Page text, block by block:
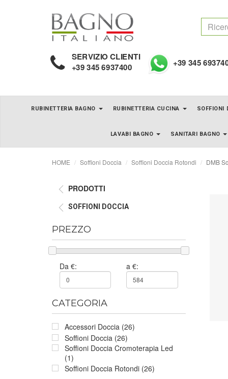
SERVIZIO CLIENTI
+39 345 6937400 +39 345
RUBINETTERIA BAGNO RUBINETTERIA CUCINA SOFFIONI
LAVABI BAGNO SANITARI BAGNO
HOME Soffioni Doccia Soffioni Doccia Rotondi DMB
PRODOTTI
SOFFIONI DOCCIA
PREZZO
Da €: a €:
CATEGORIA
Accessori Doccia (26)
Soffioni Doccia (26)
Soffioni Doccia Cromoterapia Led
(1)
Soffioni Doccia Rotondi (26)